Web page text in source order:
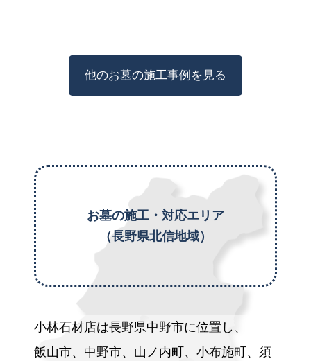
他のお墓の施工事例を見る
お墓の施工・対応エリア
（長野県北信地域）
小林石材店は長野県中野市に位置し、
飯山市、中野市、山ノ内町、小布施町、須